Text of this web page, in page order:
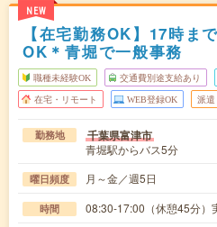
NEW
【在宅勤務OK】17時ま
OK＊青堀で一般事務
職種未経験OK 交通費別途支給あり
在宅・リモート WEB登録OK 派遣
勤務地 千葉県富津市
青堀駅からバス5分
曜日頻度 月～金／週5日
時間 08:30-17:00（休憩45分）